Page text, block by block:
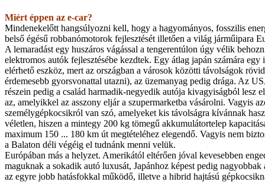
Miért éppen az e-car?
Mindenekelőtt hangsúlyozni kell, hogy a hagyományos, fosszilis
belső égésű robbanómotorok fejlesztését illetően a világ járműipara
A lemaradást egy huszáros vágással a tengerentúlon úgy vélik
elektromos autók fejlesztésébe kezdtek. Egy átlag japán számára egy
elérhető eszköz, mert az országban a városok közötti távolságok
érdemesebb gyorsvonattal utazni), az üzemanyag pedig drága. Az
részein pedig a család harmadik-negyedik autója kivagyiságból lesz
az, amelyikkel az asszony eljár a szupermarketba vásárolni. Vagyis
személygépkocsikról van szó, amelyeket kis távolságra kívánnak
véletlen, hiszen a mintegy 200 kg tömegű akkumulátortelep
maximum 150 ... 180 km út megtételéhez elegendő. Vagyis nem
a Balaton déli végéig el tudnánk menni velük.
Európában más a helyzet. Amerikától eltérően jóval kevesebben
maguknak a sokadik autó luxusát, Japánhoz képest pedig
az egyre jobb hatásfokkal működő, illetve a hibrid hajtású